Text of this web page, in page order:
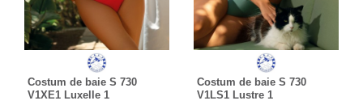
Costum de baie S 730
V1XE1 Luxelle 1
Costum de baie S 730
V1LS1 Lustre 1